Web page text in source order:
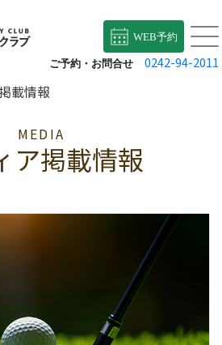
WEB予約
ご予約・お問合せ 0242-94-2011
載情報
MEDIA
ア掲載情報